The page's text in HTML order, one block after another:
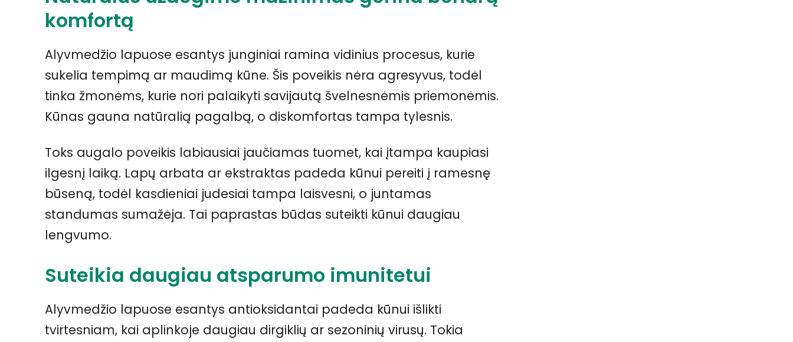
komfortą
Alyvmedžio lapuose esantys junginiai ramina vidinius procesus, kurie
sukelia tempimą ar maudimą kūne. Šis poveikis nėra agresyvus, todėl
tinka žmonėms, kurie nori palaikyti savijautą švelnesnėmis priemonėmis.
Kūnas gauna natūralią pagalbą, o diskomfortas tampa tylesnis.
Toks augalo poveikis labiausiai jaučiamas tuomet, kai įtampa kaupiasi
ilgesnį laiką. Lapų arbata ar ekstraktas padeda kūnui pereiti į ramesnę
būseną, todėl kasdieniai judesiai tampa laisvesni, o juntamas
standumas sumažėja. Tai paprastas būdas suteikti kūnui daugiau
lengvumo.
Suteikia daugiau atsparumo imunitetui
Alyvmedžio lapuose esantys antioksidantai padeda kūnui išlikti
tvirtesniam, kai aplinkoje daugiau dirgiklių ar sezoninių virusų. Tokia